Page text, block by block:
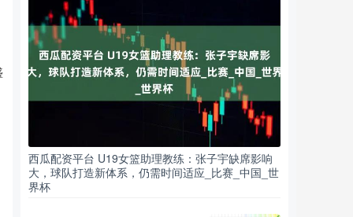
西瓜配资平台 U19女篮助理教练：张子宇缺席影响
大，球队打造新体系，仍需时间适应_比赛_中国_世
界杯